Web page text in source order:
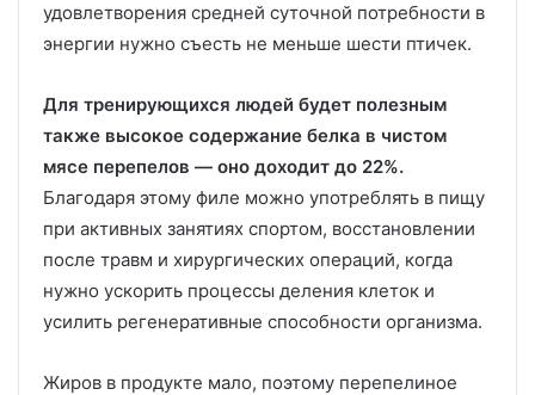
удовлетворения средней суточной потребности в
энергии нужно съесть не меньше шести птичек.
Для тренирующихся людей будет полезным
также высокое содержание белка в чистом
мясе перепелов — оно доходит до 22%.
Благодаря этому филе можно употреблять в пищу
при активных занятиях спортом, восстановлении
после травм и хирургических операций, когда
нужно ускорить процессы деления клеток и
усилить регенеративные способности организма.
Жиров в продукте мало, поэтому перепелиное